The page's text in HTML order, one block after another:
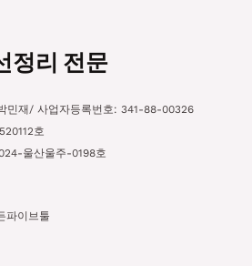
정리 전문
민재/ 사업자등록번호: 341-88-00326
호
울산울주-0198호
파이브툴